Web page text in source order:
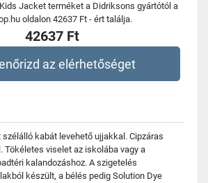
Jacket terméket a Didriksons gyártótól a
oldalon 42637 Ft - ért találja.
42637 Ft
az elérhetőséget
kabát levehető ujjakkal. Cipzáras
Tökéletes viselet az iskolába vagy a
kalandozáshoz. A szigetelés
készült, a bélés pedig Solution Dye